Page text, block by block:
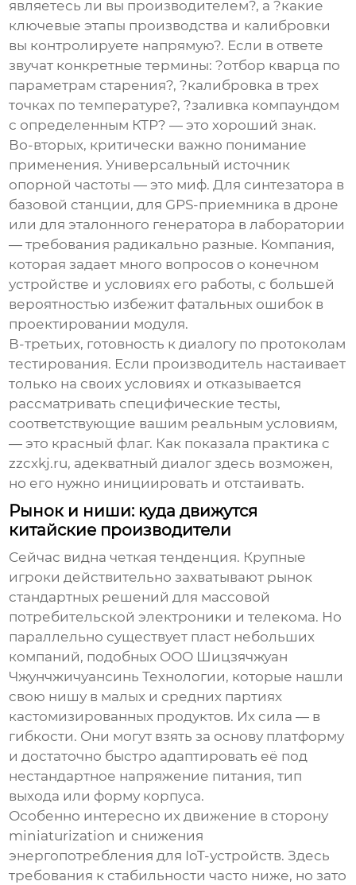
являетесь ли вы производителем?, а ?какие
ключевые этапы производства и калибровки
вы контролируете напрямую?. Если в ответе
звучат конкретные термины: ?отбор кварца по
параметрам старения?, ?калибровка в трех
точках по температуре?, ?заливка компаундом
с определенным КТР? — это хороший знак.
Во-вторых, критически важно понимание
применения. Универсальный источник
опорной частоты — это миф. Для синтезатора в
базовой станции, для GPS-приемника в дроне
или для эталонного генератора в лаборатории
— требования радикально разные. Компания,
которая задает много вопросов о конечном
устройстве и условиях его работы, с большей
вероятностью избежит фатальных ошибок в
проектировании модуля.
В-третьих, готовность к диалогу по протоколам
тестирования. Если производитель настаивает
только на своих условиях и отказывается
рассматривать специфические тесты,
соответствующие вашим реальным условиям,
— это красный флаг. Как показала практика с
zzcxkj.ru, адекватный диалог здесь возможен,
но его нужно инициировать и отстаивать.
Рынок и ниши: куда движутся
китайские производители
Сейчас видна четкая тенденция. Крупные
игроки действительно захватывают рынок
стандартных решений для массовой
потребительской электроники и телекома. Но
параллельно существует пласт небольших
компаний, подобных ООО Шицзячжуан
Чжунчжичуансинь Технологии, которые нашли
свою нишу в малых и средних партиях
кастомизированных продуктов. Их сила — в
гибкости. Они могут взять за основу платформу
и достаточно быстро адаптировать её под
нестандартное напряжение питания, тип
выхода или форму корпуса.
Особенно интересно их движение в сторону
miniaturization и снижения
энергопотребления для IoT-устройств. Здесь
требования к стабильности часто ниже, но зато